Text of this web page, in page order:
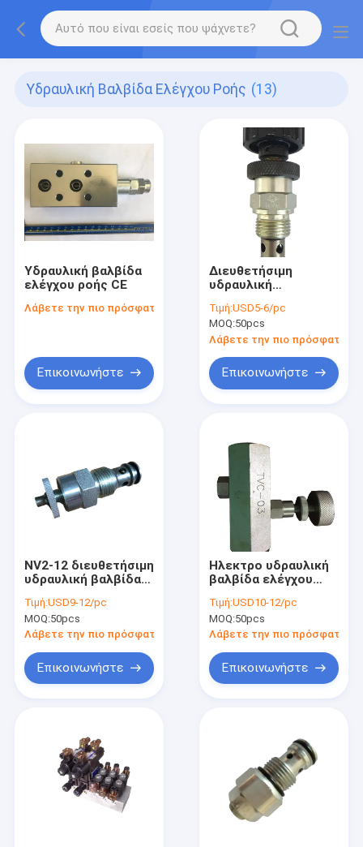
Υδραυλική Βαλβίδα Ελέγχου Ροής (13)
Υδραυλική βαλβίδα
ελέγχου ροής CE
Λάβετε την πιο πρόσφατη τιμή
Επικοινωνήστε
Διευθετήσιμη
υδραυλική
βαλβίδα αργιλίου με
τον έλεγχο
αντίστροφης ροής
Τιμή:USD5-6/pc
MOQ:50pcs
Λάβετε την πιο πρόσφατη
Επικοινωνήστε
NV2-12 διευθετήσιμη
υδραυλική βαλβίδα
για την υδραυλική
μονάδα ισχύος
βιομηχανίας
Τιμή:USD9-12/pc
MOQ:50pcs
Λάβετε την πιο πρόσφατη τιμή
Επικοινωνήστε
Ηλεκτρο υδραυλική
βαλβίδα ελέγχου
ελέγχου υδραυλικής
πίεσης
Τιμή:USD10-12/pc
MOQ:50pcs
Λάβετε την πιο πρόσφατη
Επικοινωνήστε